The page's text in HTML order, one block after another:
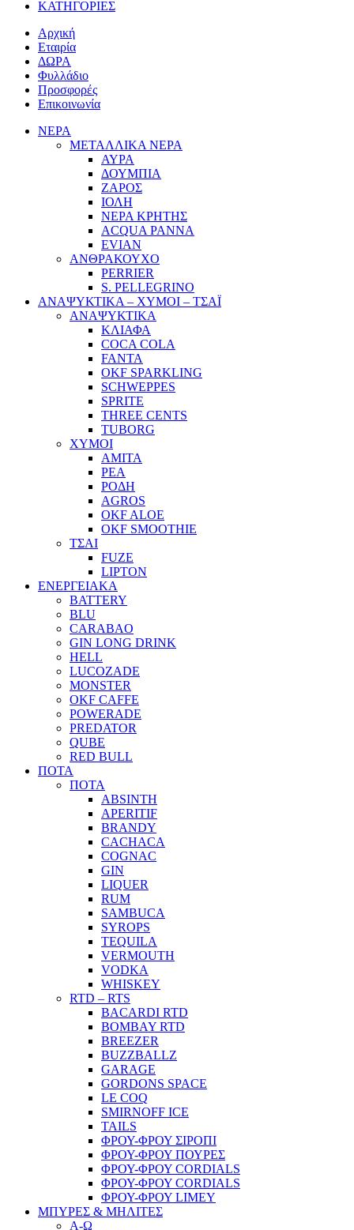
ΚΑΤΗΓΟΡΙΕΣ
Αρχική
Εταιρία
ΔΩΡΑ
Φυλλάδιο
Προσφορές
Επικοινωνία
ΝΕΡΑ
ΜΕΤΑΛΛΙΚΑ ΝΕΡΑ
ΑΥΡΑ
ΔΟΥΜΠΙΑ
ΖΑΡΟΣ
ΙΟΛΗ
ΝΕΡΑ ΚΡΗΤΗΣ
ACQUA PANNA
EVIAN
ΑΝΘΡΑΚΟΥΧΟ
PERRIER
S. PELLEGRINO
ΑΝΑΨΥΚΤΙΚΑ – ΧΥΜΟΙ – ΤΣΑΪ
ΑΝΑΨΥΚΤΙΚΑ
ΚΛΙΑΦΑ
COCA COLA
FANTA
OKF SPARKLING
SCHWEPPES
SPRITE
THREE CENTS
TUBORG
ΧΥΜΟΙ
ΑΜΙΤΑ
ΡΕΑ
ΡΟΔΗ
AGROS
OKF ALOE
OKF SMOOTHIE
ΤΣΑΙ
FUZE
LIPTON
ΕΝΕΡΓΕΙΑΚΑ
BATTERY
BLU
CARABAO
GIN LONG DRINK
HELL
LUCOZADE
MONSTER
OKF CAFFE
POWERADE
PREDATOR
QUBE
RED BULL
ΠΟΤΑ
ΠΟΤΑ
ABSINTH
APERITIF
BRANDY
CACHACA
COGNAC
GIN
LIQUER
RUM
SAMBUCA
SYROPS
TEQUILA
VERMOUTH
VODKA
WHISKEY
RTD – RTS
BACARDI RTD
BOMBAY RTD
BREEZER
BUZZBALLZ
GARAGE
GORDONS SPACE
LE COQ
SMIRNOFF ICE
TAILS
ΦΡΟΥ-ΦΡΟΥ ΣΙΡΟΠΙ
ΦΡΟΥ-ΦΡΟΥ ΠΟΥΡΕΣ
ΦΡΟΥ-ΦΡΟΥ CORDIALS
ΦΡΟΥ-ΦΡΟΥ CORDIALS
ΦΡΟΥ-ΦΡΟΥ LIMEY
ΜΠΥΡΕΣ & ΜΗΛΙΤΕΣ
Α-Ω